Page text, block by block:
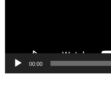
00:00